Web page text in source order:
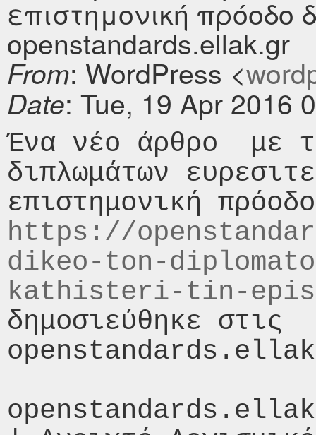
επιστημονική πρόοδο
openstandards.ellak.gr
From: WordPress <
Date: Tue, 19 Apr 2016
Ένα νέο άρθρο  με
διπλωμάτων
https://
dikeo-ton-
kathisteri-tin-
δημοσιεύθηκε στις